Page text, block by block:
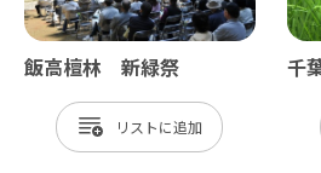
飯高檀林 新緑祭
リスト
千